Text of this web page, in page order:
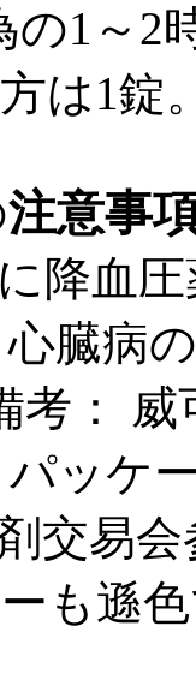
1～2
は1錠
注意事
降血
臓病
考：
ッケ
交易
も遜